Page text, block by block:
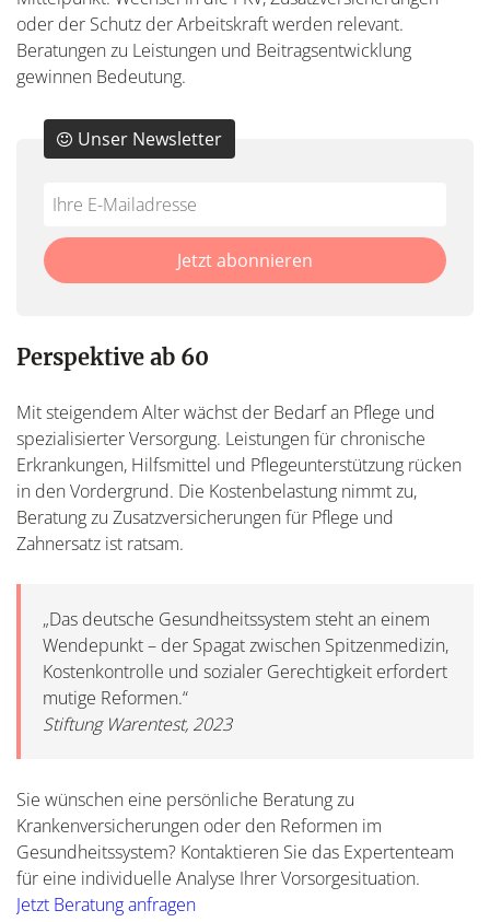
oder der Schutz der Arbeitskraft werden relevant.
Beratungen zu Leistungen und Beitragsentwicklung
gewinnen Bedeutung.
Do
fill
this
Unser Newsletter
*Ihre
Mailadresse:
Jetzt abonnieren
Perspektive ab 60
Mit steigendem Alter wächst der Bedarf an Pflege und
spezialisierter Versorgung. Leistungen für chronische
Erkrankungen, Hilfsmittel und Pflegeunterstützung rücken
in den Vordergrund. Die Kostenbelastung nimmt zu,
Beratung zu Zusatzversicherungen für Pflege und
Zahnersatz ist ratsam.
„Das deutsche Gesundheitssystem steht an einem
Wendepunkt – der Spagat zwischen Spitzenmedizin,
Kostenkontrolle und sozialer Gerechtigkeit erfordert
mutige Reformen.“
Stiftung Warentest, 2023
Sie wünschen eine persönliche Beratung zu
Krankenversicherungen oder den Reformen im
Gesundheitssystem? Kontaktieren Sie das Expertenteam
für eine individuelle Analyse Ihrer Vorsorgesituation.
Jetzt Beratung anfragen